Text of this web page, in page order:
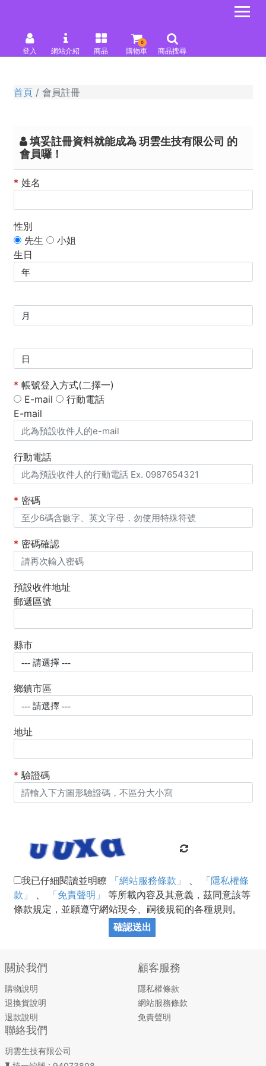
登入 網站介紹 商品 購物車
0
商品搜尋
首頁 會員註冊
填妥註冊資料就能成為 玥雲生技有限公司 的
會員囉！
* 姓名
性別
先生
小姐
生日
* 帳號登入方式(二擇一)
E-mail
行動電話
E-mail
行動電話
* 密碼
* 密碼確認
預設收件地址
郵遞區號
縣市
鄉鎮市區
地址
* 驗證碼
我已仔細閱讀並明瞭 「網站服務條款」 、
「隱私權條
款」
、 「免責聲明」
等所載內容及其意義，茲同意該等
條款規定，並願遵守網站現今、嗣後規範的各種規則。
確認送出
關於我們
購物說明
退換貨說明
退款說明
顧客服務
隱私權條款
網站服務條款
免責聲明
聯絡我們
玥雲生技有限公司